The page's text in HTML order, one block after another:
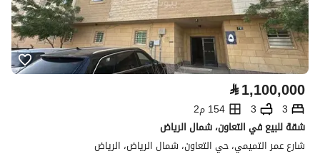
⃁1,100,000
3
3
154 م2
شقة للبيع في التعاون، شمال الرياض
شارع عمر التميمي، حي التعاون، شمال الرياض، الرياض